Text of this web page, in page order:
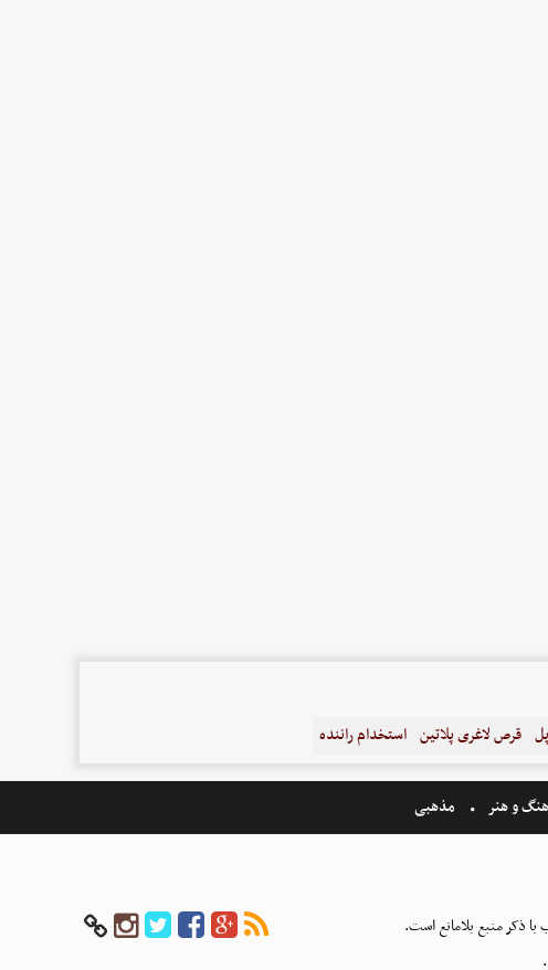
قرص لاغری پلاتین استخدام راننده
و هنر مذهبی
ذکر منبع بلامانع است.